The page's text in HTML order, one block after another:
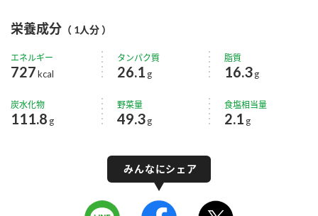
栄養成分 （ 1人分 ）
エネルギー
727kcal
タンパク質
26.1 g
脂質
16.3 g
炭水化物
111.8 g
野菜量
49.3g
食塩相当量
2.1 g